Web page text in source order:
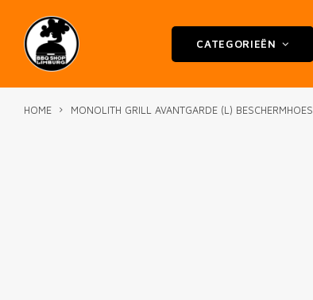
CATEGORIEËN
HOME MONOLITH GRILL AVANTGARDE (L) BESCHERMHOES